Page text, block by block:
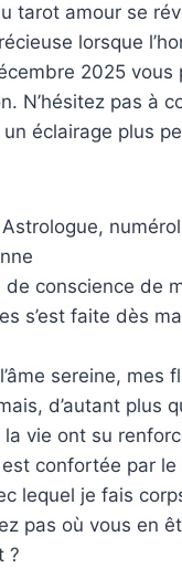
tarot amour se
lorsque
2025 vous
N’hésitez pas à
éclairage plus
de conscience de
s’est faite dès
sereine, mes
d’autant plus
la vie ont su
confortée par
lequel je fais
pas où vous en
?